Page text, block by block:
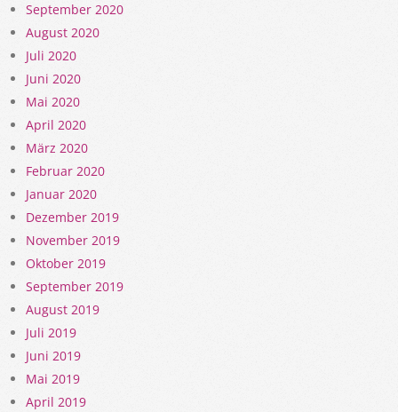
September 2020
August 2020
Juli 2020
Juni 2020
Mai 2020
April 2020
März 2020
Februar 2020
Januar 2020
Dezember 2019
November 2019
Oktober 2019
September 2019
August 2019
Juli 2019
Juni 2019
Mai 2019
April 2019